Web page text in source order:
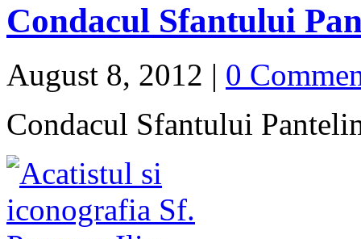
Condacul Sfantului
August 8, 2012 | 0
Condacul Sfantului